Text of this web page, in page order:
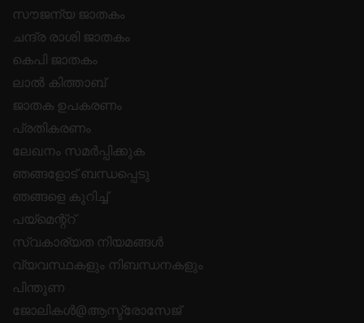
സൗജന്യ ജാതകം
ചന്ദ്ര രാശി ജാതകം
കെപി ജാതകം
ലാൽ കിത്താബ്
ജാതക ഉപകരണം
പ്രതികരണം
ലേഖനം സമർപ്പിക്കുക
ഞങ്ങളോട് ബന്ധപ്പെടു
ഞങ്ങളെ കുറിച്ച്
പയ്മെന്റ്റ്
സ്വകാര്യത നിയമങ്ങൾ
വ്യവസ്ഥകളും നിബന്ധനകളും
പിന്തുണ
ജോലികൾ@ആസ്ട്രോസേജ്